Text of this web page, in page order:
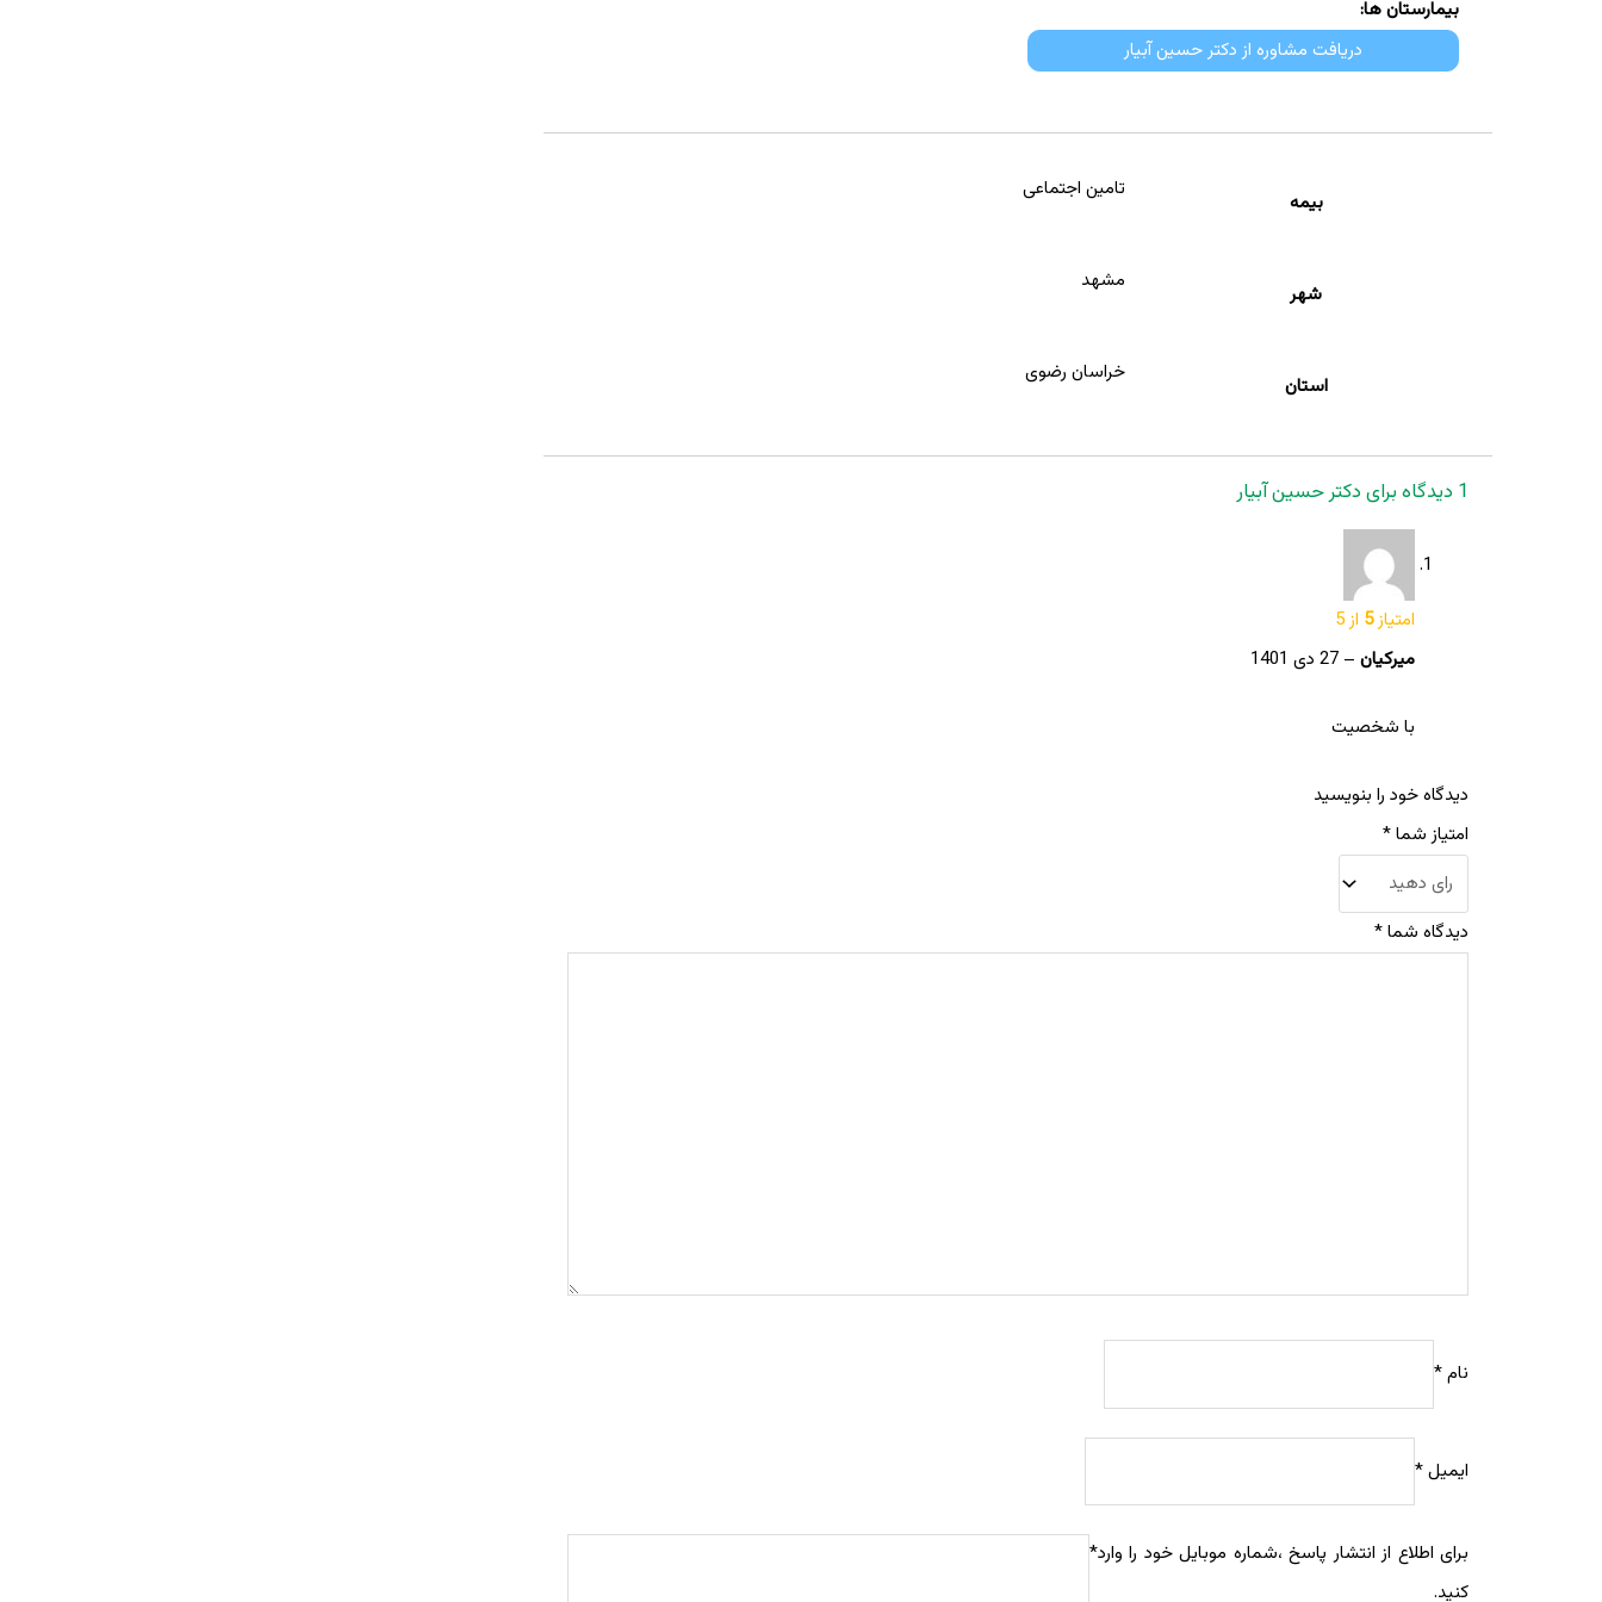
بیمارستان ها:
دریافت مشاوره از دکتر حسین آبیار
بیمه
تامین اجتماعی
شهر
مشهد
استان
خراسان رضوی
1 دیدگاه برای دکتر حسین آبیار
امتیاز5 از 5
میرکیان – 27 دی 1401
با شخصیت
دیدگاه خود را بنویسید
امتیاز شما*
دیدگاه شما*
نام*
ایمیل*
برای اطلاع از انتشار پاسخ ،شماره موبایل خود را وارد
کنید.
*